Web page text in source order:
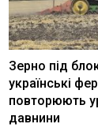
Зерно під
українські
повторюють
давнини